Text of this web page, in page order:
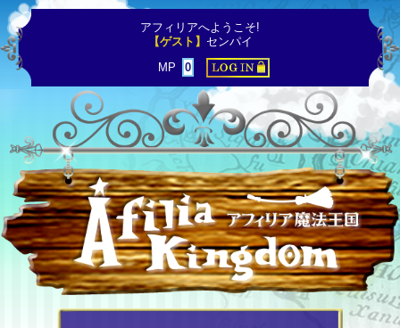
アフィリアへようこそ!
【ゲスト】 センパイ
MP
0